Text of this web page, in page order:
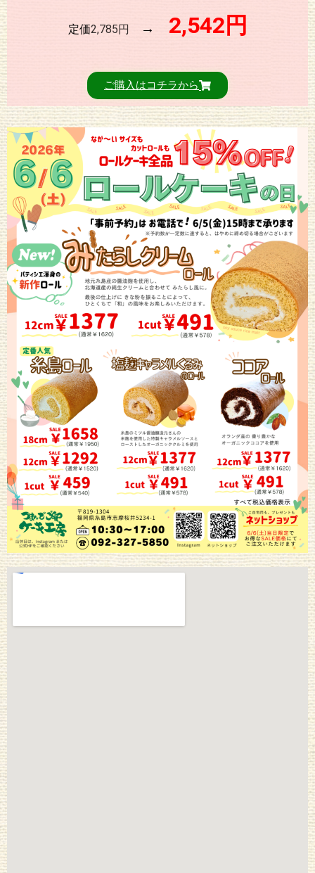
定価2,785円 → 2,542円
ご購入はコチラから